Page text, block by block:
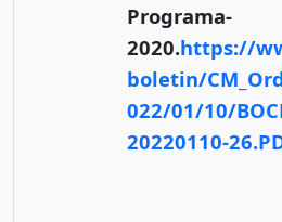
Programa-
2020.https://
boletin/
022/01/10/
20220110-